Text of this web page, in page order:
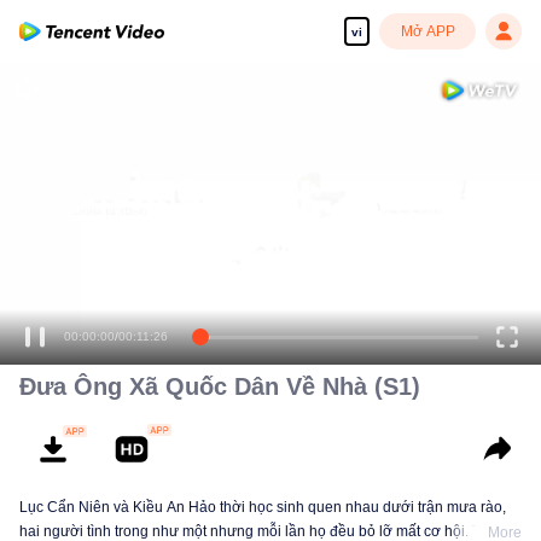
vi Mở APP
00:00:00/00:11:26
Đưa Ông Xã Quốc Dân Về Nhà (S1)
Lục Cẩn Niên và Kiều An Hảo thời học sinh quen nhau dưới trận mưa rào,
hai người tình trong như một nhưng mỗi lần họ đều bỏ lỡ mất cơ hội. TámMore